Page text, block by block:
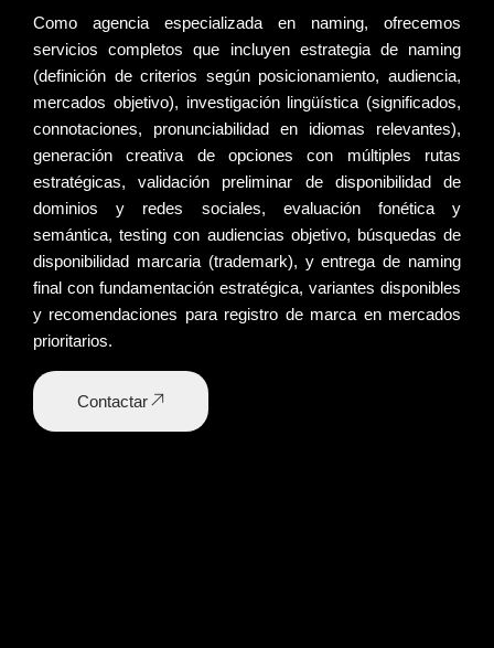
Como agencia especializada en naming, ofrecemos
servicios completos que incluyen estrategia de naming
(definición de criterios según posicionamiento, audiencia,
mercados objetivo), investigación lingüística (significados,
connotaciones, pronunciabilidad en idiomas relevantes),
generación creativa de opciones con múltiples rutas
estratégicas,validación preliminar de disponibilidad de
dominios y redes sociales, evaluación fonética y
semántica,testing con audiencias objetivo, búsquedas de
disponibilidad marcaria(trademark), y entrega de naming
final con fundamentación estratégica, variantes disponibles
y recomendaciones para registro de marca en mercados
prioritarios.
Contactar